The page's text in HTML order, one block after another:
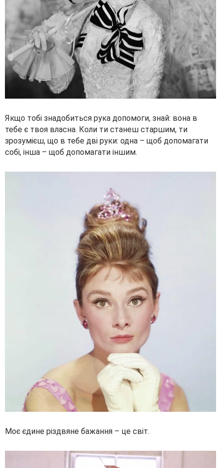
Якщо тобі знадобиться рука допомоги, знай: вона в
тебе є твоя власна. Коли ти станеш старшим, ти
зрозумієш, що в тебе дві руки: одна – щоб допомагати
собі, інша – щоб допомагати іншим.
Моє єдине різдвяне бажання – це світ.